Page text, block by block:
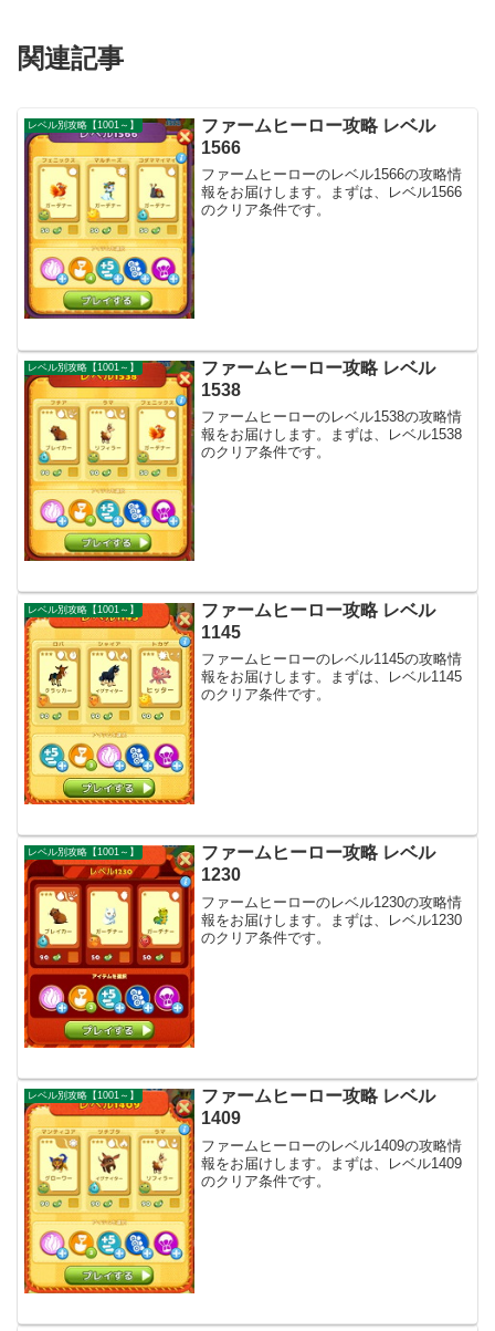
関連記事
レベル別攻略【1001～】
ファームヒーロー攻略 レベル
1566
ファームヒーローのレベル1566の攻略情
報をお届けします。まずは、レベル1566
のクリア条件です。
レベル別攻略【1001～】
ファームヒーロー攻略 レベル
1538
ファームヒーローのレベル1538の攻略情
報をお届けします。まずは、レベル1538
のクリア条件です。
レベル別攻略【1001～】
ファームヒーロー攻略 レベル
1145
ファームヒーローのレベル1145の攻略情
報をお届けします。まずは、レベル1145
のクリア条件です。
レベル別攻略【1001～】
ファームヒーロー攻略 レベル
1230
ファームヒーローのレベル1230の攻略情
報をお届けします。まずは、レベル1230
のクリア条件です。
レベル別攻略【1001～】
ファームヒーロー攻略 レベル
1409
ファームヒーローのレベル1409の攻略情
報をお届けします。まずは、レベル1409
のクリア条件です。